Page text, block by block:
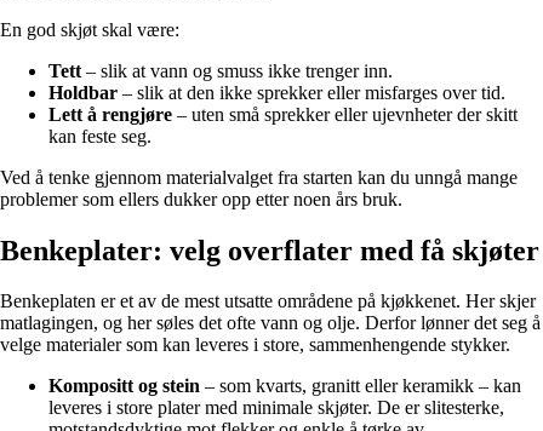
En god skjøt skal være:
Tett – slik at vann og smuss ikke trenger inn.
Holdbar – slik at den ikke sprekker eller misfarges over tid.
Lett å rengjøre – uten små sprekker eller ujevnheter der skitt
kan feste seg.
Ved å tenke gjennom materialvalget fra starten kan du unngå mange
problemer som ellers dukker opp etter noen års bruk.
Benkeplater: velg overflater med få skjøter
Benkeplaten er et av de mest utsatte områdene på kjøkkenet. Her skjer
matlagingen, og her søles det ofte vann og olje. Derfor lønner det seg å
velge materialer som kan leveres i store, sammenhengende stykker.
Kompositt og stein – som kvarts, granitt eller keramikk – kan
leveres i store plater med minimale skjøter. De er slitesterke,